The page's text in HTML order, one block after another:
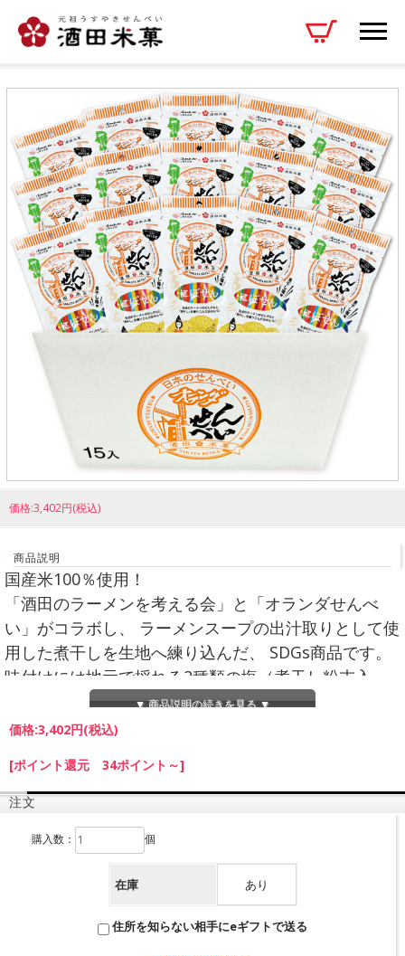
オランダせんべい にぼせん 15袋入(40g×15袋入)
価格:3,402円(税込)
商品説明
国産米100％使用！
「酒田のラーメンを考える会」と「オランダせんべ
い」がコラボし、 ラーメンスープの出汁取りとして使
用した煮干しを生地へ練り込んだ、 SDGs商品です。
味付けには地元で採れる2種類の塩（煮干し粉末入
り）を使用した、 魚の風味豊かなうす焼きせんべいが
箱売り15袋入で登場！おやつはもちろんお裾分けにも
内容量
40g×15袋入
アレルギー
賞味期限
製造月から9ヶ月
▼ 商品説明の続きを見る ▼
価格:3,402円(税込)
[ポイント還元 34ポイント～]
注文
購入数： 個
在庫 あり
住所を知らない相手にeギフトで送る